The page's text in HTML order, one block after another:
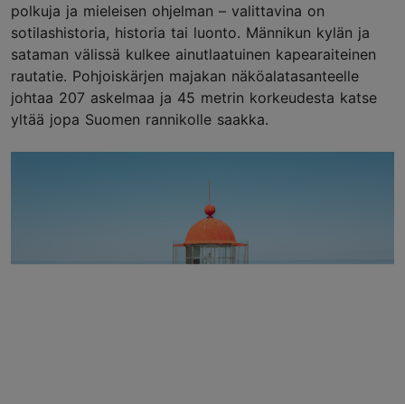
polkuja ja mieleisen ohjelman – valittavina on
sotilashistoria, historia tai luonto. Männikun kylän ja
sataman välissä kulkee ainutlaatuinen kapearaiteinen
rautatie. Pohjoiskärjen majakan näköalatasanteelle
johtaa 207 askelmaa ja 45 metrin korkeudesta katse
yltää jopa Suomen rannikolle saakka.